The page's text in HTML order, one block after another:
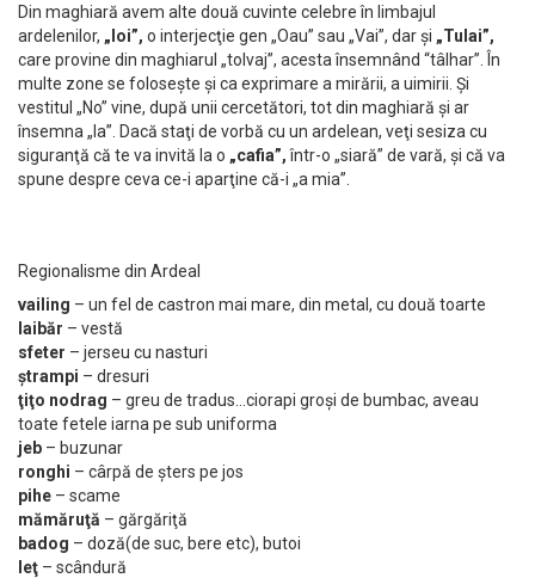
Din maghiară avem alte două cuvinte celebre în limbajul
ardelenilor, „Ioi”, o interjecţie gen „Oau” sau „Vai”, dar şi „Tulai”,
care provine din maghiarul „tolvaj”, acesta însemnând “tâlhar”. În
multe zone se foloseşte şi ca exprimare a mirării, a uimirii. Şi
vestitul „No” vine, după unii cercetători, tot din maghiară şi ar
însemna „Ia”. Dacă staţi de vorbă cu un ardelean, veţi sesiza cu
siguranţă că te va invită la o „cafia”,într-o „siară” de vară, şi că va
spune despre ceva ce-i aparţine că-i „a mia”.
Regionalisme din Ardeal
vailing – un fel de castron mai mare, din metal, cu două toarte
laibăr – vestă
sfeter – jerseu cu nasturi
ştrampi – dresuri
ţiţo nodrag – greu de tradus…ciorapi groși de bumbac, aveau
toate fetele iarna pe sub uniforma
jeb – buzunar
ronghi – cârpă de şters pe jos
pihe – scame
mămăruţă – gărgăriţă
badog – doză(de suc, bere etc), butoi
leţ – scândură